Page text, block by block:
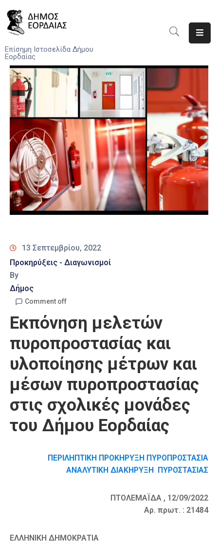
Επίσημη Ιστοσελίδα Δήμου
Εορδαίας
Ο
Δήμος
Νέα
Υπηρεσίες
Του
Δήμου
Προσκλήσεις
Αποφάσεις
Τηλέφωνα
13 Σεπτεμβρίου, 2022
Προκηρύξεις - Διαγωνισμοί
By
Δήμος
Comment off
Εκπόνηση μελετών
πυροπροστασίας και
υλοποίησης μέτρων και
μέσων πυροπροστασίας
στις σχολικές μονάδες
του Δήμου Εορδαίας
ΠΕΡΙΛΗΠΤΙΚΗ ΠΡΟΚΗΡΥΞΗ ΠΥΡΟΠΡΟΣΤΑΣΙΑ
ΑΝΑΛΥΤΙΚΗ ΔΙΑΚΗΡΥΞΗ ΠΥΡΟΣΤΑΣΙΑΣ
ΠΤΟΛΕΜΑΪΔΑ , 12/09/2022
Αρ. πρωτ. : 21484
ΕΛΛΗΝΙΚΗ ΔΗΜΟΚΡΑΤΙΑ